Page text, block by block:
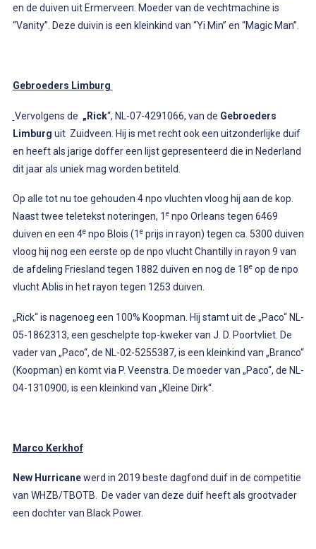
en de duiven uit Ermerveen. Moeder van de vechtmachine is
“Vanity”. Deze duivin is een kleinkind van “Yi Min” en “Magic Man”.
Gebroeders Limburg
Vervolgens de „Rick“, NL-07-4291066, van de Gebroeders
Limburg uit Zuidveen. Hij is met recht ook een uitzonderlijke duif
en heeft als jarige doffer een lijst gepresenteerd die in Nederland
dit jaar als uniek mag worden betiteld.
Op alle tot nu toe gehouden 4 npo vluchten vloog hij aan de kop.
Naast twee teletekst noteringen, 1 enpo Orleans tegen 6469
duiven en een 4enpo Blois (1 eprijs in rayon) tegen ca. 5300 duiven
vloog hij nog een eerste op de npo vlucht Chantilly in rayon 9 van
de afdeling Friesland tegen 1882 duiven en nog de 18eop de npo
vlucht Ablis in het rayon tegen 1253 duiven.
„Rick“ is nagenoeg een 100% Koopman. Hij stamt uit de „Paco“ NL-
05-1862313, een geschelpte top-kweker van J. D. Poortvliet. De
vader van „Paco“, de NL-02-5255387, is een kleinkind van „Branco“
(Koopman) en komt via P. Veenstra. De moeder van „Paco“, de NL-
04-1310900, is een kleinkind van „Kleine Dirk“.
Marco Kerkhof
New Hurricanewerd in 2019 beste dagfond duif in de competitie
van WHZB/TBOTB. De vader van deze duif heeft als grootvader
een dochter van Black Power.